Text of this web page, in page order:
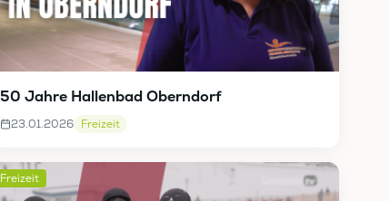
50 Jahre Hallenbad Oberndorf
23.01.2026 Freizeit
Freizeit